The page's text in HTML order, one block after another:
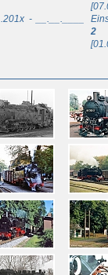
- __.__.____
2